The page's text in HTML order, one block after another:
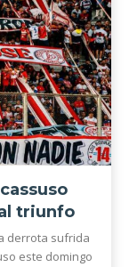
triunfo
derrota sufrida
este domingo